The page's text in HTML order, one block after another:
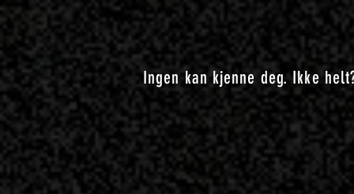
Ingen kan kjenne deg. Ikke